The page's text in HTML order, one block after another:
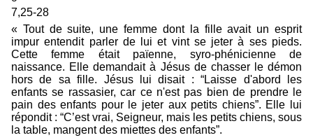
7,25-28
« Tout de suite, une femme dont la fille avait un esprit
impur entendit parler de lui et vint se jeter à ses pieds.
Cette femme était païenne, syro-phénicienne de
naissance. Elle demandait à Jésus de chasser le démon
hors de sa fille. Jésus lui disait : “Laisse d'abord les
enfants se rassasier, car ce n'est pas bien de prendre le
pain des enfants pour le jeter aux petits chiens”. Elle lui
répondit : “C’est vrai, Seigneur, mais les petits chiens, sous
la table, mangent des miettes des enfants”.